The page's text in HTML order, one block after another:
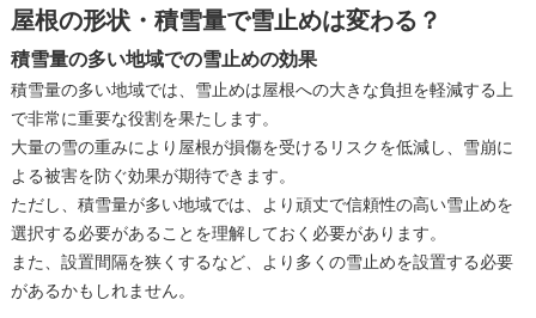
屋根の形状・積雪量で雪止めは変わる？
積雪量の多い地域での雪止めの効果
積雪量の多い地域では、雪止めは屋根への大きな負担を軽減する上
で非常に重要な役割を果たします。
大量の雪の重みにより屋根が損傷を受けるリスクを低減し、雪崩に
よる被害を防ぐ効果が期待できます。
ただし、積雪量が多い地域では、より頑丈で信頼性の高い雪止めを
選択する必要があることを理解しておく必要があります。
また、設置間隔を狭くするなど、より多くの雪止めを設置する必要
があるかもしれません。